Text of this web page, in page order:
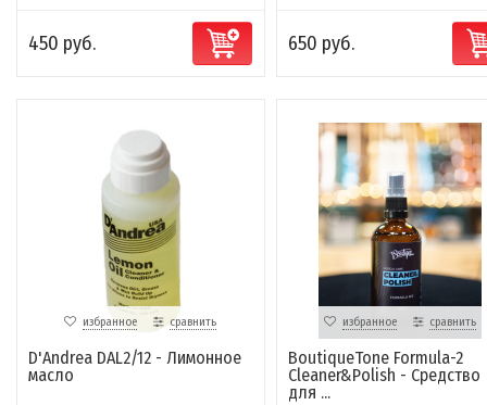
450 руб. 650 руб.
избранное сравнить
D'Andrea DAL2/12 - Лимонное
масло
избранное сравнить
BoutiqueTone Formula-2
Cleaner&Polish - Средство
для ...